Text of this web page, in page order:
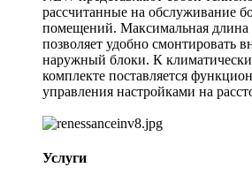
рассчитанные на обслуживание
помещений. Максимальная длина
позволяет удобно смонтировать
наружный блоки. К
комплекте поставляется
управления настройками на
Услуги